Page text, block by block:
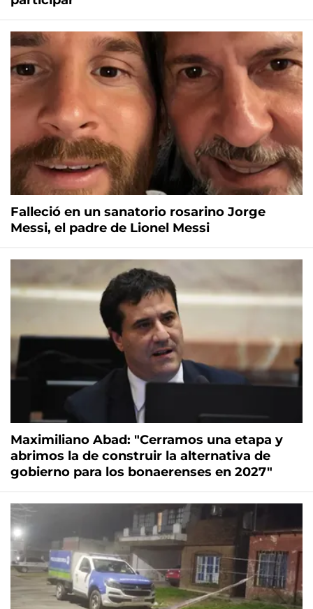
Falleció en un sanatorio rosarino Jorge
Messi, el padre de Lionel Messi
Maximiliano Abad: "Cerramos una etapa y
abrimos la de construir la alternativa de
gobierno para los bonaerenses en 2027"